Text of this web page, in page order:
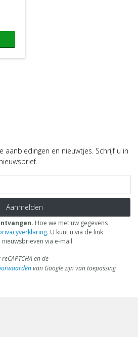
aanbiedingen en nieuwtjes. Schrijf u in
Aanmelden
Hoe we met uw gegevens
. U kunt u via de link
via e-mail.
en de
van Google zijn van toepassing